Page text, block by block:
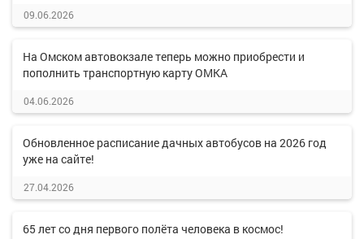
09.06.2026
На Омском автовокзале теперь можно приобрести и
пополнить транспортную карту ОМКА
04.06.2026
Обновленное расписание дачных автобусов на 2026 год
уже на сайте!
27.04.2026
65 лет со дня первого полёта человека в космос!